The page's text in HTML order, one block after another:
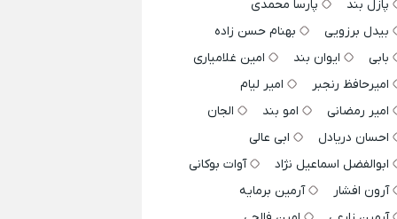
پازل بند
پارسا محمدی
بیدل برزویی
بهنام حسن زاده
بابی
ایوان بند
امین غلامیاری
امیرحافظ رنجبر
امیر لیام
امیر رمضانی
امو بند
الجان
احسان دریادل
ابی عالی
ابوالفضل اسماعیل نژاد
آوات بوکانی
آرون افشار
آرمین برمایه